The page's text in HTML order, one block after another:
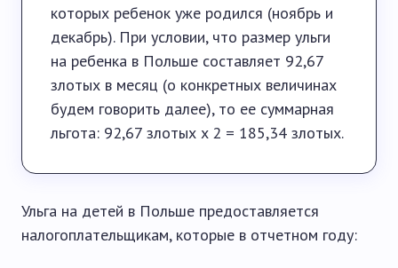
которых ребенок уже родился (ноябрь и
декабрь). При условии, что размер ульги
на ребенка в Польше составляет 92,67
злотых в месяц (о конкретных величинах
будем говорить далее), то ее суммарная
льгота: 92,67 злотых x 2 = 185,34 злотых.
Ульга на детей в Польше предоставляется
налогоплательщикам, которые в отчетном году: